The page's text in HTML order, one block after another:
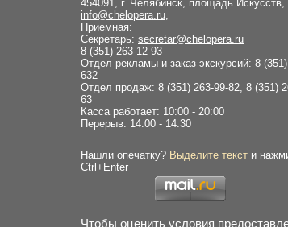
454091, г. Челябинск, площадь Искусств,
info@chelopera.ru
Приемная:
Секретарь: secretar@chelopera.ru
8 (351) 263-12-93
Отдел рекламы и заказ экскурсий: 8
632
Отдел продаж: 8 (351) 263-99-82, 8 (351)
63
Касса работает: 10:00 - 20:00
Перерыв: 14:00 - 14:30
Нашли опечатку? Выделите текст и
Ctrl+Enter
Чтобы оценить условия